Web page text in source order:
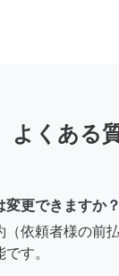
よくある
更できますか？
依頼者様の前
す。